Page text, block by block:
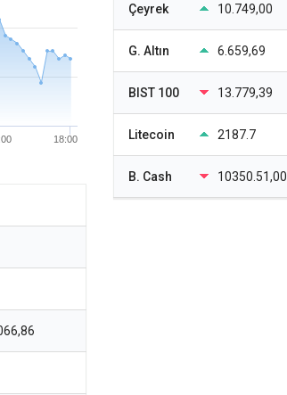
18:00
Çeyrek 10.749,00
G. Altın 6.659,69
BIST 100 13.779,39
Litecoin 2187.7
B. Cash 10350.51,00